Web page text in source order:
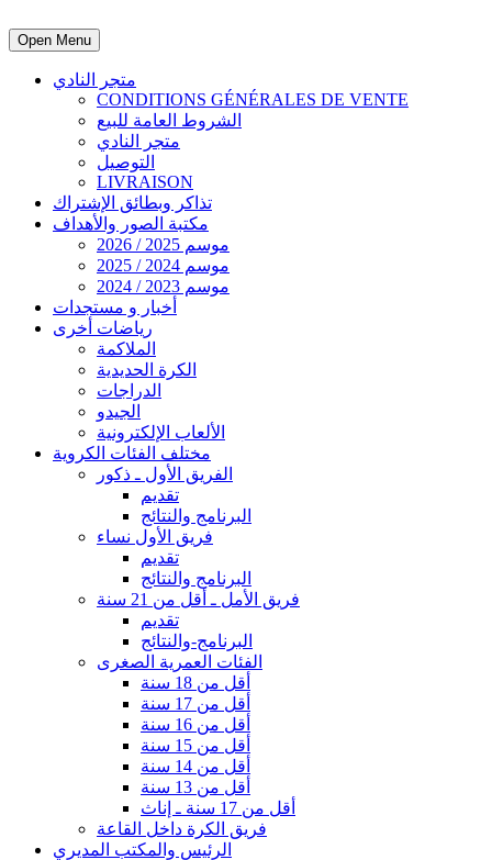
Open Menu
متجر النادي
CONDITIONS GÉNÉRALES DE VENTE
الشروط العامة للبيع
متجر النادي
التوصيل
LIVRAISON
تذاكر وبطائق الإشتراك
مكتبة الصور والأهداف
موسم 2025 / 2026
موسم 2024 / 2025
موسم 2023 / 2024
أخبار و مستجدات
رياضات أخرى
الملاكمة
الكرة الحديدية
الدراجات
الجيدو
الألعاب الإلكترونية
مختلف الفئات الكروية
الفريق الأول ـ ذكور
تقديم
البرنامج والنتائج
فريق الأول نساء
تقديم
البرنامج والنتائج
فريق الأمل ـ أقل من 21 سنة
تقديم
البرنامج-والنتائج
الفئات العمرية الصغرى
أقل من 18 سنة
أقل من 17 سنة
أقل من 16 سنة
أقل من 15 سنة
أقل من 14 سنة
أقل من 13 سنة
أقل من 17 سنة ـ إناث
فريق الكرة داخل القاعة
الرئيس والمكتب المديري